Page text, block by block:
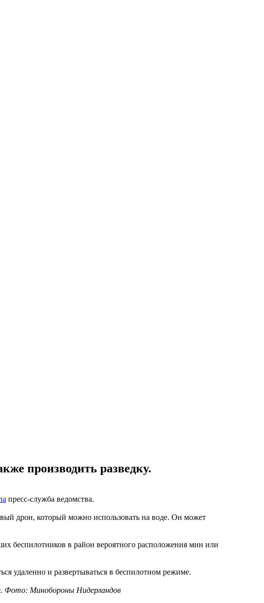
производить разведку.
пресс-служба ведомства.
дрон, который можно использовать на воде. Он может
беспилотников в район вероятного расположения мин или
удаленно и развертываться в беспилотном режиме.
Фото: Минобороны Нидерландов